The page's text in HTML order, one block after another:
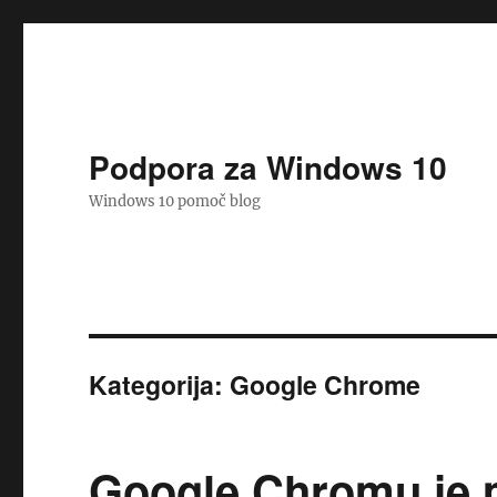
Podpora za Windows 10
Windows 10 pomoč blog
Kategorija: Google Chrome